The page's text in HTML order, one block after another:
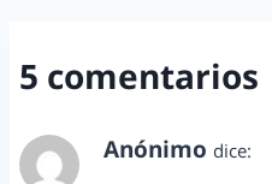
5 comentarios
Anónimo dice: